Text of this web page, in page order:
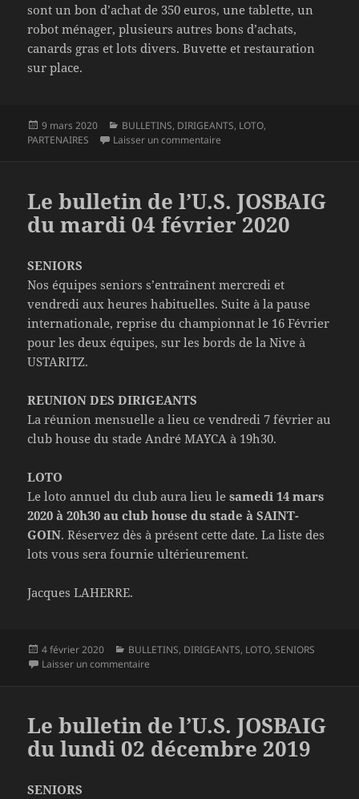
sont un bon d’achat de 350 euros, une tablette, un
robot ménager, plusieurs autres bons d’achats,
canards gras et lots divers. Buvette et restauration
sur place.
Publié
le
9 mars 2020 Catégories
BULLETINS, DIRIGEANTS, LOTO,
PARTENAIRES
Laisser un commentaire
Le bulletin de l’U.S. JOSBAIG
du mardi 04 février 2020
SENIORS
Nos équipes seniors s’entraînent mercredi et
vendredi aux heures habituelles. Suite à la pause
internationale, reprise du championnat le 16 Février
pour les deux équipes, sur les bords de la Nive à
USTARITZ.
REUNION DES DIRIGEANTS
La réunion mensuelle a lieu ce vendredi 7 février au
club house du stade André MAYCA à 19h30.
LOTO
Le loto annuel du club aura lieu lesamedi 14 mars
2020 à 20h30 au club house du stade à SAINT-
GOIN. Réservez dès à présent cette date. La liste des
lots vous sera fournie ultérieurement.
Jacques LAHERRE.
Publié
le
4 février 2020 Catégories
BULLETINS, DIRIGEANTS, LOTO,SENIORS
Laisser un commentaire
Le bulletin de l’U.S. JOSBAIG
du lundi 02 décembre 2019
SENIORS